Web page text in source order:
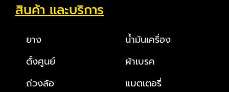
สินค้า และบริการ
ยาง
ตั้งศูนย์
ถ่วงล้อ
น้ำมันเครื่อง
ผ้าเบรค
แบตเตอรี่